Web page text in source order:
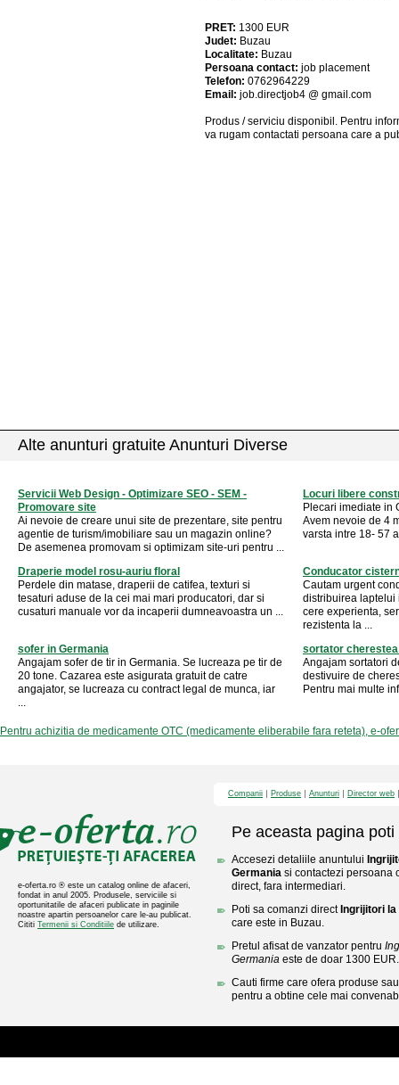
PRET: 1300 EUR
Judet: Buzau
Localitate: Buzau
Persoana contact: job placement
Telefon: 0762964229
Email: job.directjob4 @ gmail.com
Produs / serviciu disponibil . Pentru
va rugam contactati persoana care a
Alte anunturi gratuite Anunturi Diverse
Servicii Web Design - Optimizare SEO - SEM -
Promovare site
Ai nevoie de creare unui site de prezentare, site pentru
agentie de turism/imobiliare sau un magazin online?
De asemenea promovam si optimizam site-uri pentru ...
Locuri libere
Plecari imediate in
Avem nevoie de 4
varsta intre 18- 57
Draperie model rosu-auriu floral
Perdele din matase, draperii de catifea, texturi si
tesaturi aduse de la cei mai mari producatori, dar si
cusaturi manuale vor da incaperii dumneavoastra un ...
Conducator
Cautam urgent
distribuirea laptelui
cere experienta,
rezistenta la ...
sofer in Germania
Angajam sofer de tir in Germania. Se lucreaza pe tir de
20 tone. Cazarea este asigurata gratuit de catre
angajator, se lucreaza cu contract legal de munca, iar
...
sortator
Angajam sortatori
destivuire de
Pentru mai multe
Pentru achizitia de medicamente OTC (medicamente eliberabile fara reteta), e-
e-oferta.ro ® este un catalog online de afaceri,
fondat in anul 2005. Produsele, serviciile si
oportunitatile de afaceri publicate in paginile
noastre apartin persoanelor care le-au publicat.
Cititi Termenii si Conditiile de utilizare.
Companii Produse Anunturi Director web
Pe aceasta pagina poti
Accesezi detaliile anuntului
Germania si contactezi persoana
direct, fara intermediari.
Poti sa comanzi direct Ingrijitori
care este in Buzau.
Pretul afisat de vanzator pentru
Germania este de doar 1300 EUR.
Cauti firme care ofera produse
pentru a obtine cele mai